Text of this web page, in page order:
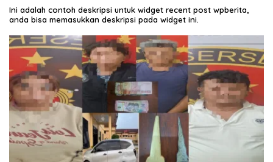
Ini adalah contoh deskripsi untuk widget recent post wpberita,
anda bisa memasukkan deskripsi pada widget ini.